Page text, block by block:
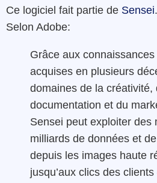
Ce logiciel fait partie de Sensei
Selon Adobe:
Grâce aux
acquises en plusieurs
domaines de la créativité,
documentation et du
Sensei peut exploiter des
milliards de données et
depuis les images haute
jusqu’aux clics des